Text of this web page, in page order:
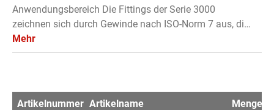
Anwendungsbereich Die Fittings der Serie 3000
zeichnen sich durch Gewinde nach ISO-Norm 7 aus, di…
Mehr
Artikelnummer Artikelname Menge